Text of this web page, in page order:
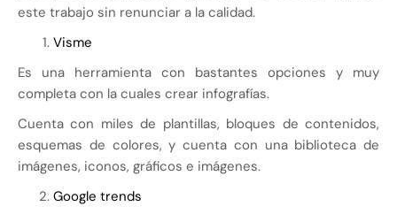
este trabajo sin renunciar a la calidad.
Visme
Es una herramienta con bastantes opciones y muy
completa con la cuales crear infografías.
Cuenta con miles de plantillas, bloques de contenidos,
esquemas de colores, y cuenta con una biblioteca de
imágenes, iconos, gráficos e imágenes.
Google trends